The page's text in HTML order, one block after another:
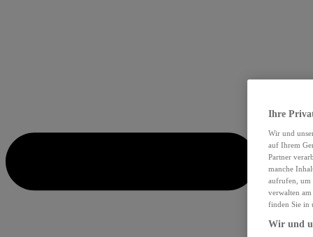
Ihre
Wir und
auf Ihrem
Partner
manche
aufrufen, um
verwalten
finden Sie in
Wir und